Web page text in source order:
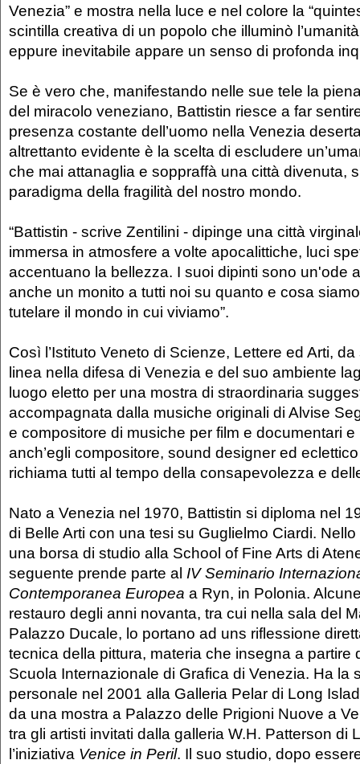
Venezia” e mostra nella luce e nel colore la
scintilla creativa di un popolo che illuminò
eppure inevitabile appare un senso di profonda
Se è vero che, manifestando nelle sue tele la
del miracolo veneziano, Battistin riesce a far
presenza costante dell’uomo nella Venezia
altrettanto evidente è la scelta di escludere
che mai attanaglia e soppraffà una città divenuta,
paradigma della fragilità del nostro mondo.
“Battistin - scrive Zentilini - dipinge una città
immersa in atmosfere a volte apocalittiche, luci
accentuano la bellezza. I suoi dipinti sono un'ode
anche un monito a tutti noi su quanto e cosa
tutelare il mondo in cui viviamo”.
Così l’Istituto Veneto di Scienze, Lettere ed Arti,
linea nella difesa di Venezia e del suo ambiente
luogo eletto per una mostra di straordinaria
accompagnata dalla musiche originali di Alvise
e compositore di musiche per film e documentari
anch’egli compositore, sound designer ed
richiama tutti al tempo della consapevolezza e
Nato a Venezia nel 1970, Battistin si diploma nel
di Belle Arti con una tesi su Guglielmo Ciardi.
una borsa di studio alla School of Fine Arts di
seguente prende parte al IV Seminario
Contemporanea Europea a Ryn, in Polonia.
restauro degli anni novanta, tra cui nella sala del
Palazzo Ducale, lo portano ad uns riflessione
tecnica della pittura, materia che insegna a partire
Scuola Internazionale di Grafica di Venezia. Ha la
personale nel 2001 alla Galleria Pelar di Long
da una mostra a Palazzo delle Prigioni Nuove a
tra gli artisti invitati dalla galleria W.H. Patterson di
l’iniziativa Venice in Peril. Il suo studio, dopo